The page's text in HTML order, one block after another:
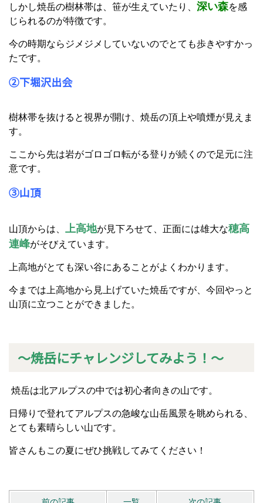
しかし焼岳の樹林帯は、笹が生えていたり、 深い森を感
じられるのが特徴です。
今の時期ならジメジメしていないのでとても歩きやすかっ
たです。
②下堀沢出会
樹林帯を抜けると視界が開け、焼岳の頂上や噴煙が見えま
す。
ここから先は岩がゴロゴロ転がる登りが続くので足元に注
意です。
③山頂
山頂からは、 上高地が見下ろせて、正面には雄大な穂高
連峰がそびえています。
上高地がとても深い谷にあることがよくわかります。
今までは上高地から見上げていた焼岳ですが、今回やっと
山頂に立つことができました。
～焼岳にチャレンジしてみよう！～
焼岳は北アルプスの中では初心者向きの山です。
日帰りで登れてアルプスの急峻な山岳風景を眺められる、
とても素晴らしい山です。
皆さんもこの夏にぜひ挑戦してみてください！